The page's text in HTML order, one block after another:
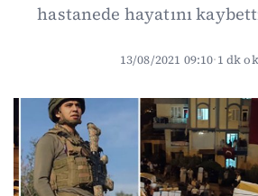
hastanede hayatını
13/08/2021 09:10·1 dk